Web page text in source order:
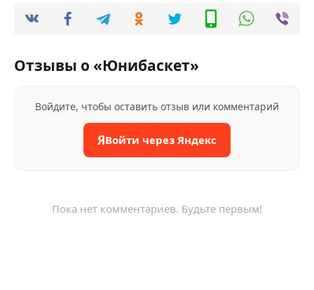
Отзывы о «Юнибаскет»
Войдите, чтобы оставить отзыв или комментарий
ЯВойти через Яндекс
Пока нет комментариев. Будьте первым!